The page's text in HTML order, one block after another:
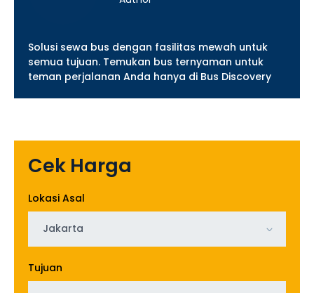
Solusi sewa bus dengan fasilitas mewah untuk
semua tujuan. Temukan bus ternyaman untuk
teman perjalanan Anda hanya di Bus Discovery
Cek Harga
Lokasi Asal
Jakarta
Tujuan